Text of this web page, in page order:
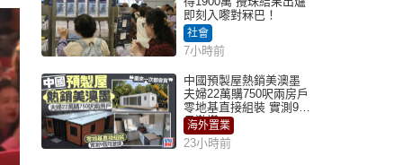
即刻入嚟對冧巴！
社會
7小時前
中國預製屋熱銷美澳墨
夫婦22萬購750呎兩房戶
零地基直接組裝 實測9個
月激讚
海外置業
23小時前